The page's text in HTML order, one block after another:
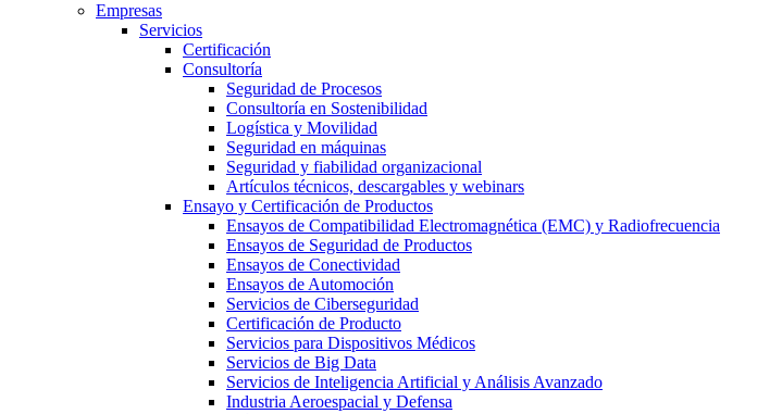
Empresas
Servicios
Certificación
Consultoría
Seguridad de Procesos
Consultoría en Sostenibilidad
Logística y Movilidad
Seguridad en máquinas
Seguridad y fiabilidad organizacional
Artículos técnicos, descargables y webinars
Ensayo y Certificación de Productos
Ensayos de Compatibilidad Electromagnética (EMC) y Radiofrecuencia
Ensayos de Seguridad de Productos
Ensayos de Conectividad
Ensayos de Automoción
Servicios de Ciberseguridad
Certificación de Producto
Servicios para Dispositivos Médicos
Servicios de Big Data
Servicios de Inteligencia Artificial y Análisis Avanzado
Industria Aeroespacial y Defensa